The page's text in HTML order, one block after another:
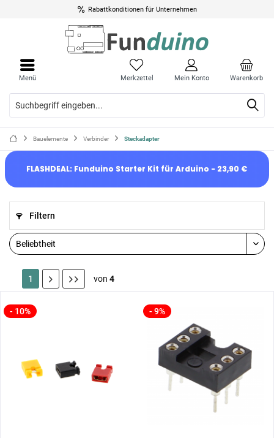
Rabattkonditionen für Unternehmen
Warenkorb
Merkzettel Mein Konto
Menü
Bauelemente Verbinder Steckadapter
FLASHDEAL: Funduino Starter Kit für Arduino - 23,90 €
Filtern
1 von 4
- 10% - 9%